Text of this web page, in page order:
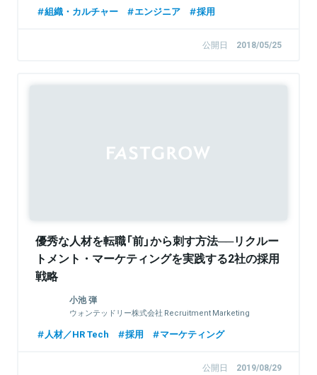
組織・カルチャー
エンジニア 採用
公開日 2018/05/25
優秀な人材を転職「前」から刺す方法──リクルー
トメント・マーケティングを実践する2社の採用
戦略
小池 弾
ウォンテッドリー株式会社 Recruitment Marketing
人材／HR Tech 採用 マーケティング
公開日 2019/08/29